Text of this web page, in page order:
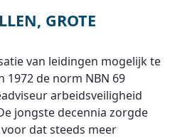
GROTE
van leidingen mogelijk te
1972 de norm NBN 69
arbeidsveiligheid
jongste decennia zorgde
dat steeds meer